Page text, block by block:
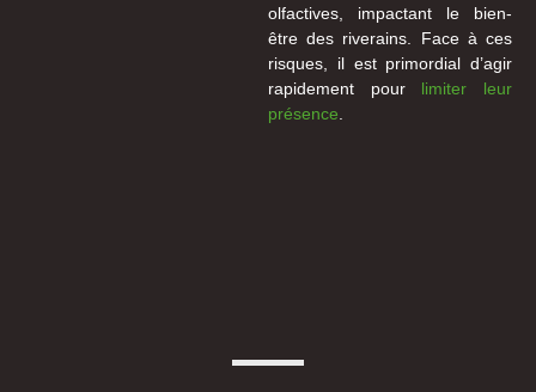
olfactives, impactant le bien-
être des riverains. Face à ces
risques, il est primordial d’agir
rapidement pour limiter leur
présence.